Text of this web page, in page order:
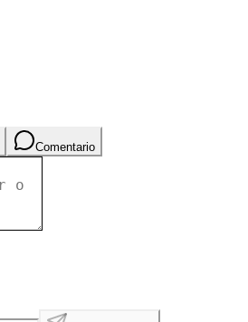
Comentario